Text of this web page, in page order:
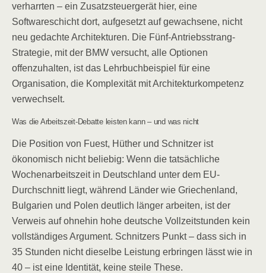
verharrten – ein Zusatzsteuergerät hier, eine
Softwareschicht dort, aufgesetzt auf gewachsene, nicht
neu gedachte Architekturen. Die Fünf-Antriebsstrang-
Strategie, mit der BMW versucht, alle Optionen
offenzuhalten, ist das Lehrbuchbeispiel für eine
Organisation, die Komplexität mit Architekturkompetenz
verwechselt.
Was die Arbeitszeit-Debatte leisten kann – und was nicht
Die Position von Fuest, Hüther und Schnitzer ist
ökonomisch nicht beliebig: Wenn die tatsächliche
Wochenarbeitszeit in Deutschland unter dem EU-
Durchschnitt liegt, während Länder wie Griechenland,
Bulgarien und Polen deutlich länger arbeiten, ist der
Verweis auf ohnehin hohe deutsche Vollzeitstunden kein
vollständiges Argument. Schnitzers Punkt – dass sich in
35 Stunden nicht dieselbe Leistung erbringen lässt wie in
40 – ist eine Identität, keine steile These.